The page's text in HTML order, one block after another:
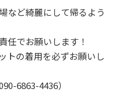
など綺麗にして帰るよう
任でお願いします！
トの着用を必ずお願いし
6863-4436）